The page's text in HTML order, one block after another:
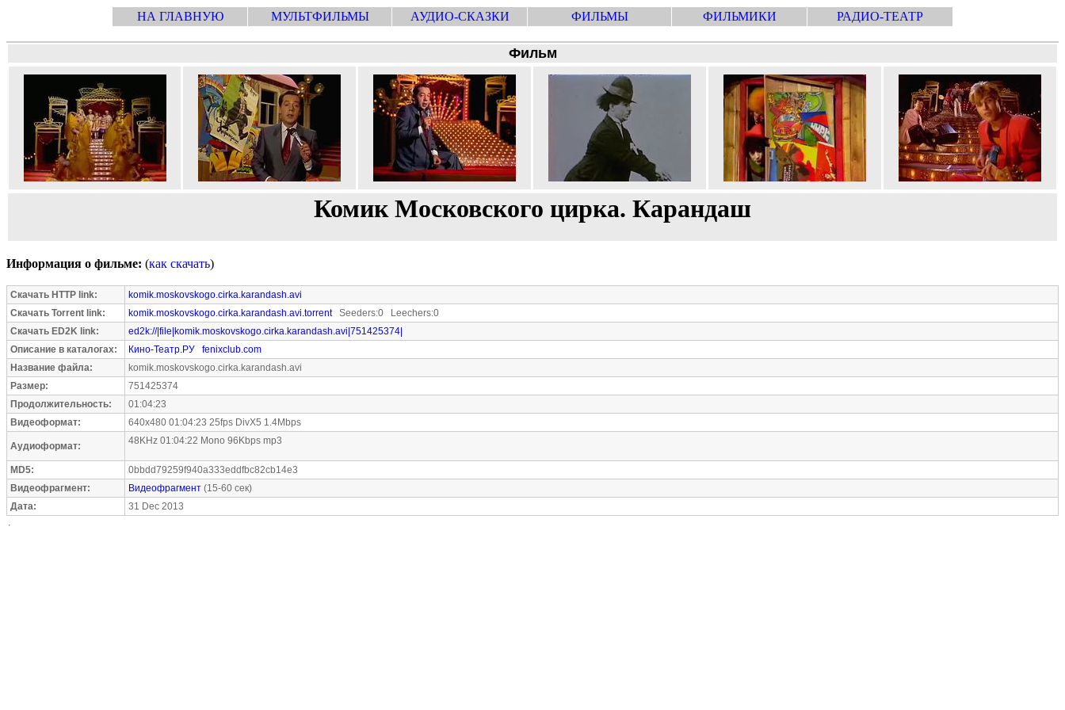
НА ГЛАВНУЮ МУЛЬТФИЛЬМЫ АУДИО-СКАЗКИ ФИЛЬМЫ ФИЛЬМИКИ РАДИО-ТЕАТР
Фильм
Комик Московского цирка. Карандаш
Информация о фильме: (как скачать)
Скачать HTTP link:
komik.moskovskogo.cirka.karandash.avi
Скачать Torrent link:
komik.moskovskogo.cirka.karandash.avi.torrentSeeders:0 Leechers:0
Скачать ED2K link:
ed2k://|file|komik.moskovskogo.cirka.karandash.avi|751425374|
Описание в каталогах:
Кино-Театр.РУ
fenixclub.com
Название файла:
komik.moskovskogo.cirka.karandash.avi
Размер:
751425374
Продолжительность:
01:04:23
Видеоформат:
640x480 01:04:23 25fps DivX5 1.4Mbps
Аудиоформат: 48KHz 01:04:22 Mono 96Kbps mp3
MD5:
0bbdd79259f940a333eddfbc82cb14e3
Видеофрагмент:
Видеофрагмент (15-60 сек)
Дата:
31 Dec 2013